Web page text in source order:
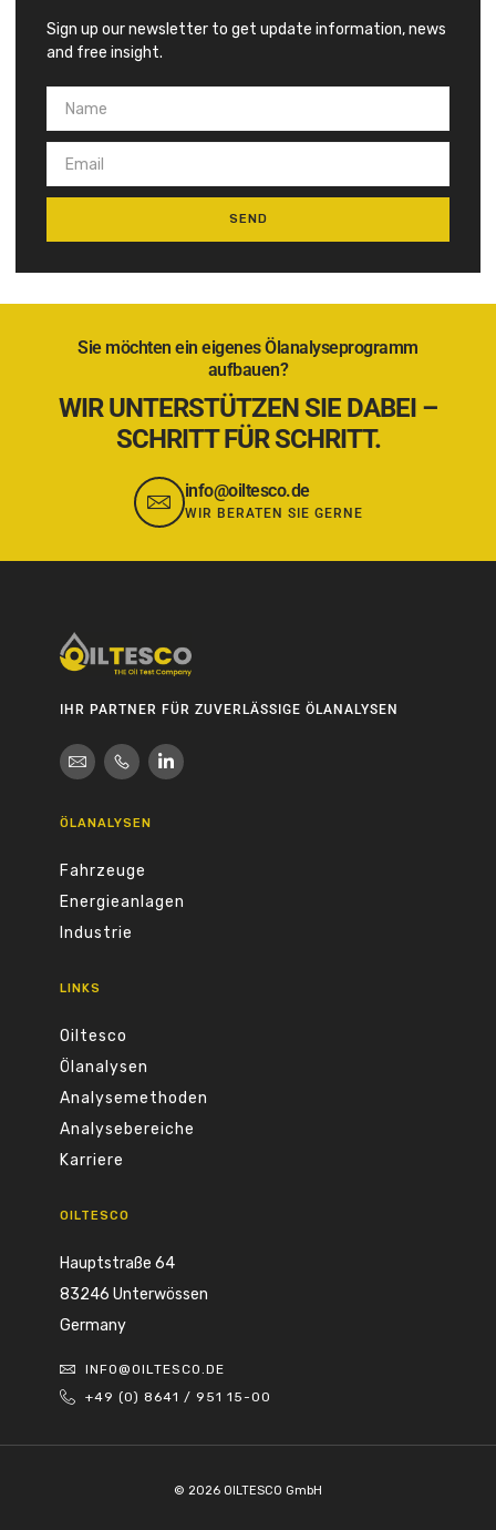
Sign up our newsletter to get update information, news
and free insight.
SEND
Sie möchten ein eigenes Ölanalyseprogramm
aufbauen?
WIR UNTERSTÜTZEN SIE DABEI –
SCHRITT FÜR SCHRITT.
info@oiltesco.de
WIR BERATEN SIE GERNE
IHR PARTNER FÜR ZUVERLÄSSIGE ÖLANALYSEN
ÖLANALYSEN
Fahrzeuge
Energieanlagen
Industrie
LINKS
Oiltesco
Ölanalysen
Analysemethoden
Analysebereiche
Karriere
OILTESCO
Hauptstraße 64
83246 Unterwössen
Germany
INFO@OILTESCO.DE
+49 (0) 8641 / 951 15-00
© 2026 OILTESCO GmbH